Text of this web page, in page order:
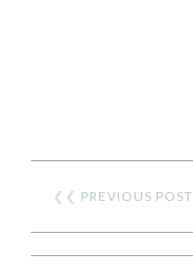
❮❮ PREVIOUS POST